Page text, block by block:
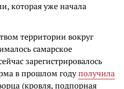
которая уже начала
территории вокруг
самарское
зарегистрировалось
в прошлом годуполучила
(кровля, подпорная